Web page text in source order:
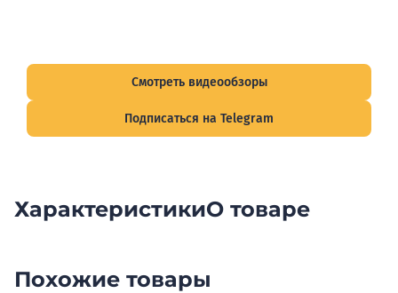
Смотреть видеообзоры
Подписаться на Telegram
ХарактеристикиО товаре
Похожие товары